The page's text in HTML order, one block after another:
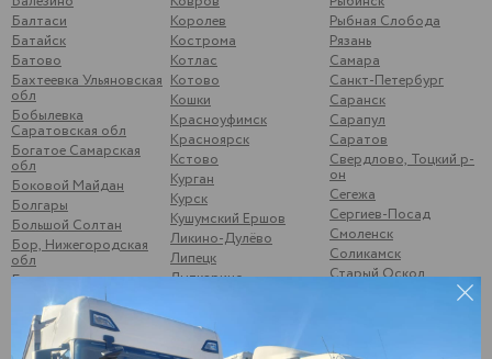
Балтаси
Батайск
Батово
Бахтеевка Ульяновская
обл
Бобылевка
Саратовская обл
Богатое Самарская
обл
Боковой Майдан
Болгары
Большой Солтан
Бор, Нижегородская
обл
Брыковка
Брянск
Бугульма
Бузулук
Королев
Кострома
Котлас
Котово
Кошки
Красноуфимск
Красноярск
Кстово
Курган
Курск
Кушумский Ершов
Ликино-Дулёво
Липецк
Лыткарино
Магнитогорск
Малая Вишера
Рыбная Слобода
Рязань
Самара
Санкт-Петербург
Саранск
Сарапул
Саратов
Свердлово, Тоцкий р-
он
Сегежа
Сергиев-Посад
Смоленск
Соликамск
Старый Оскол
Сургут